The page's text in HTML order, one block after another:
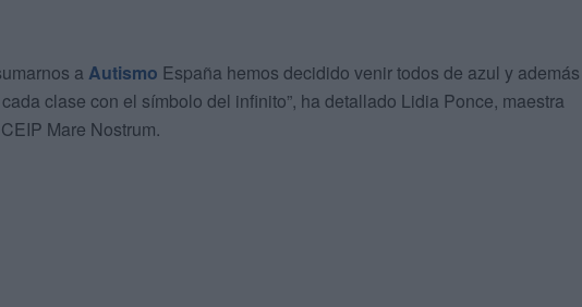
a Autismo España hemos decidido venir todos de azul y además
clase con el símbolo del infinito”, ha detallado Lidia Ponce, maestra
Mare Nostrum.